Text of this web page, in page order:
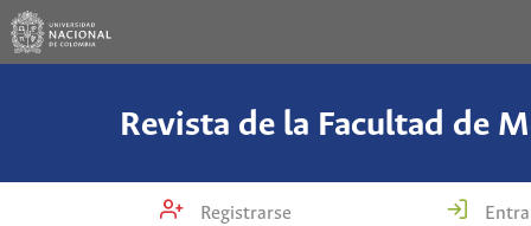
Revista de la Facultad de
Registrarse